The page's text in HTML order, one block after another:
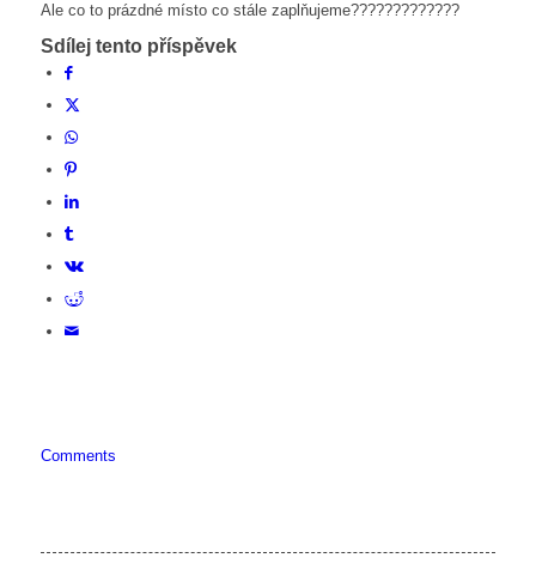
Ale co to prázdné místo co stále zaplňujeme?????????????
Sdílej tento příspěvek
Comments